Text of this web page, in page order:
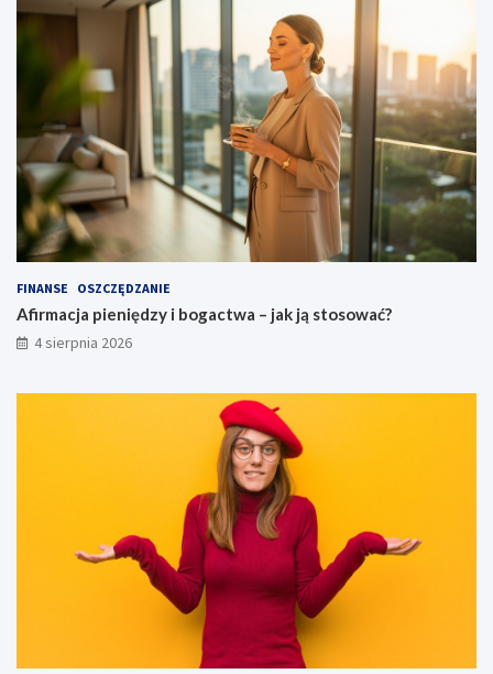
FINANSE OSZCZĘDZANIE
Afirmacja pieniędzy i bogactwa – jak ją stosować?
4 sierpnia 2026